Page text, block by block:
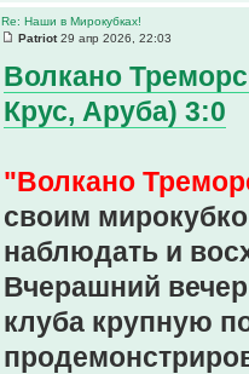
Re: Наши в Мирокубках!
Patriot29 апр 2026, 22:03
Волкано
Крус, Аруба) 3:0
"Волкано
своим
наблюдать и
Вчерашний
клуба крупную